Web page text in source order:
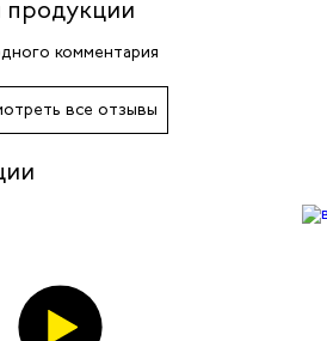
комментария
все отзывы